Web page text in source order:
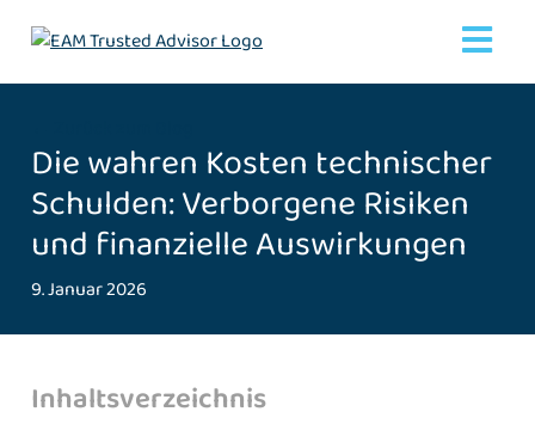
Die wahren Kosten technischer
Schulden: Verborgene Risiken
und finanzielle Auswirkungen
9. Januar 2026
Inhaltsverzeichnis